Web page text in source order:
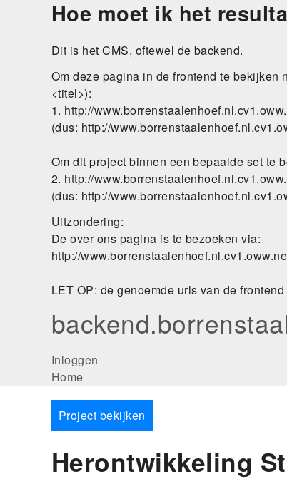
navigation
Hoe moet ik het
Dit is het CMS, oftewel de backend.
Om deze pagina in de frontend te
<titel>):
1. http://
(dus: http://
Om dit project binnen een bepaalde set te
2. http://
(dus: http://
Uitzondering:
De over ons pagina is te bezoeken via:
http://
LET OP: de genoemde urls van de
User
account
menu
Inloggen
Main
navigation
Home
Project bekijken
Herontwikkeling